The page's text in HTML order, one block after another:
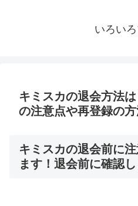
いろい
キミスカの退会方法
の注意点や再登録の
キミスカの退会前に
ます！退会前に確認